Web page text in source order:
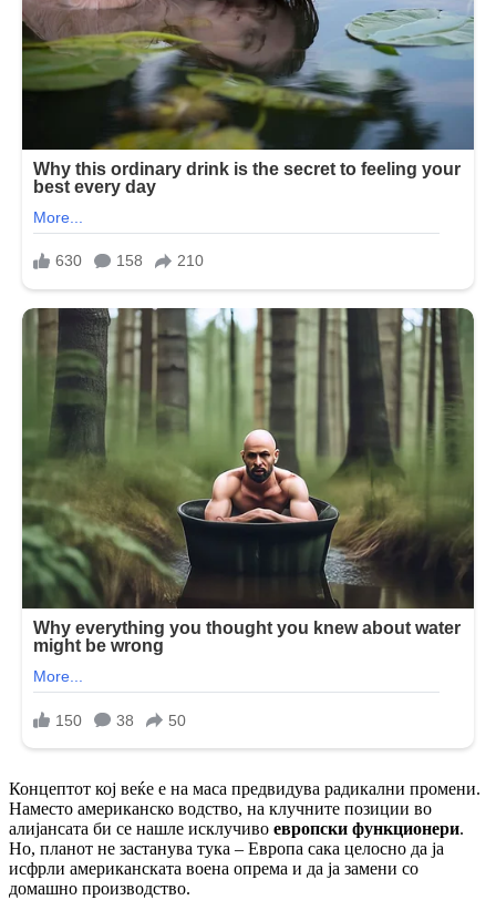
Концептот кој веќе е на маса предвидува радикални промени.
Наместо американско водство, на клучните позиции во
алијансата би се нашле исклучиво европски функционери.
Но, планот не застанува тука – Европа сака целосно да ја
исфрли американската воена опрема и да ја замени со
домашно производство.